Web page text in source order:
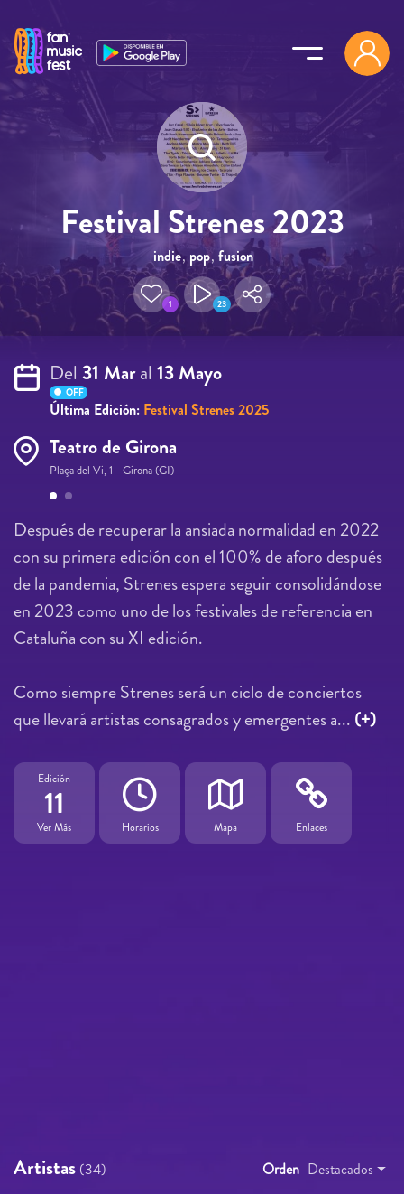
Festival Strenes 2023
indie, pop, fusion
1 23
Del 31 Maral 13 Mayo
OFF
Última Edición: Festival Strenes 2025
Teatro de Girona
Plaça del Vi, 1 - Girona (GI)
Páginas
Después de recuperar la ansiada normalidad en 2022
con su primera edición con el 100% de aforo después
de la pandemia, Strenes espera seguir consolidándose
en 2023 como uno de los festivales de referencia en
Cataluña con su XI edición.
Como siempre Strenes será un ciclo de conciertos
que llevará artistas consagrados y emergentes a... (+)
Edición
11
Ver Más Horarios Mapa Enlaces
Artistas (34) Orden Destacados